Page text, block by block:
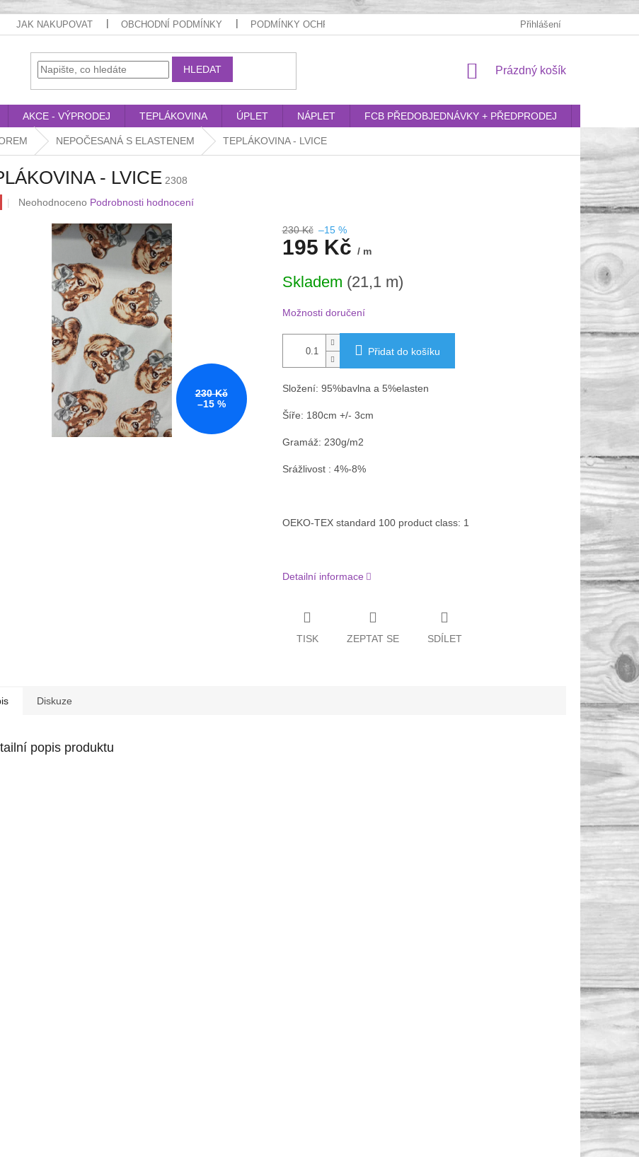
JAK NAKUPOVAT OBCHODNÍ PODMÍNKY PODMÍNKY OCHRANY OSOBNÍCH ÚDAJŮ Přihlášení
HLEDAT
NÁKUPNÍ
Prázdný košík
AKCE - VÝPRODEJ TEPLÁKOVINA ÚPLET NÁPLET FCB PŘEDOBJEDNÁVKY + PŘEDPRODEJ
NEPOČESANÁ S ELASTENEM TEPLÁKOVINA - LVICE
- LVICE 2308
Průměrné
produktu
hvězdiček.
Neohodnoceno Podrobnosti hodnocení
230 Kč
–15 %
230 Kč –15 %
195 Kč / m
cena:
Skladem (21,1 m)
Možnosti doručení
Přidat do košíku
Složení: 95%bavlna a 5%elasten
Šíře: 180cm +/- 3cm
Gramáž: 230g/m2
Srážlivost : 4%-8%
OEKO-TEX standard 100 product class: 1
Detailní informace
TISK ZEPTAT SE SDÍLET
Diskuze
popis produktu